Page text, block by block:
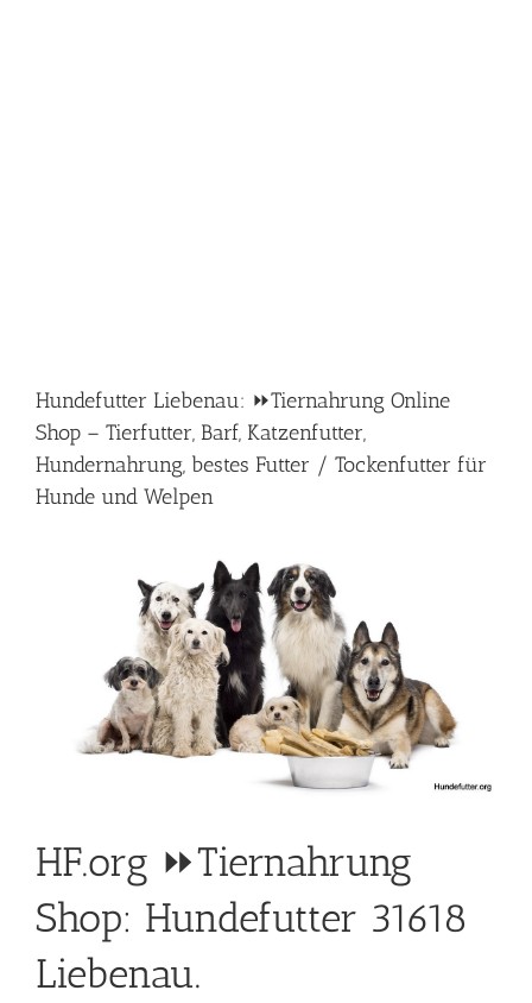
Hundefutter Liebenau: ⏩Tiernahrung Online
Shop – Tierfutter, Barf, Katzenfutter,
Hundernahrung, bestes Futter / Tockenfutter für
Hunde und Welpen
HF.org ⏩Tiernahrung
Shop: Hundefutter 31618
Liebenau.